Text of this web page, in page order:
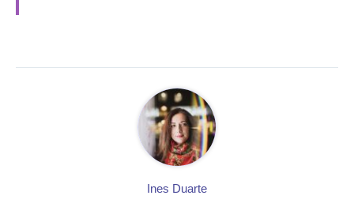
Ines Duarte